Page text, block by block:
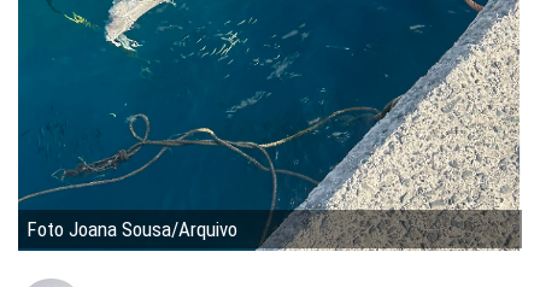
Foto Joana Sousa/Arquivo